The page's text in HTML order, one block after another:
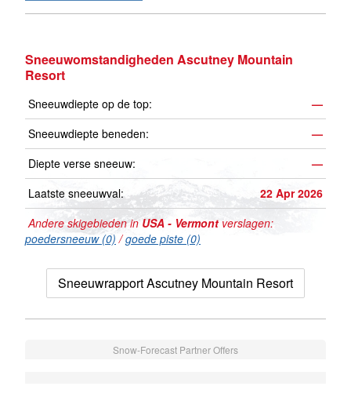
Sneeuwomstandigheden Ascutney Mountain
Resort
Sneeuwdiepte op de top:
—
Sneeuwdiepte beneden:
—
Diepte verse sneeuw:
—
Laatste sneeuwval:
22 Apr 2026
Andere skigebieden inUSA - Vermont verslagen:
poedersneeuw (0) /goede piste (0)
Sneeuwrapport Ascutney Mountain Resort
Snow-Forecast Partner Offers